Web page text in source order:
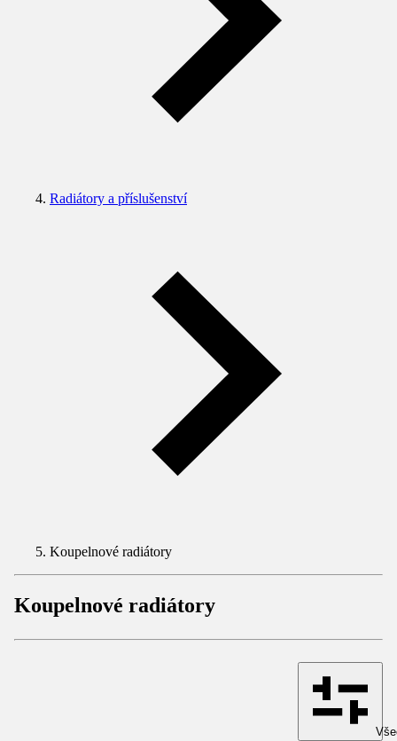
Radiátory a příslušenství
Koupelnové radiátory
Koupelnové radiátory